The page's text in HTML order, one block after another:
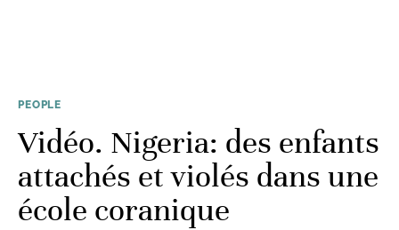
PEOPLE
Vidéo. Nigeria: des enfants
attachés et violés dans une
école coranique